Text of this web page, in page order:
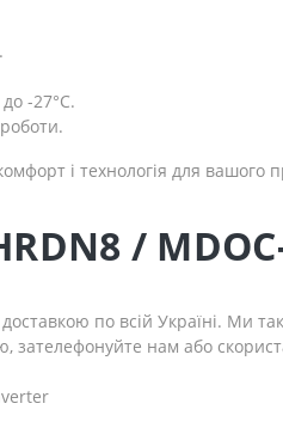
-27°С.
і технологія для вашого
/
по всій Україні. Ми
зателефонуйте нам або